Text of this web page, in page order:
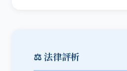
⚖️ 法律評析